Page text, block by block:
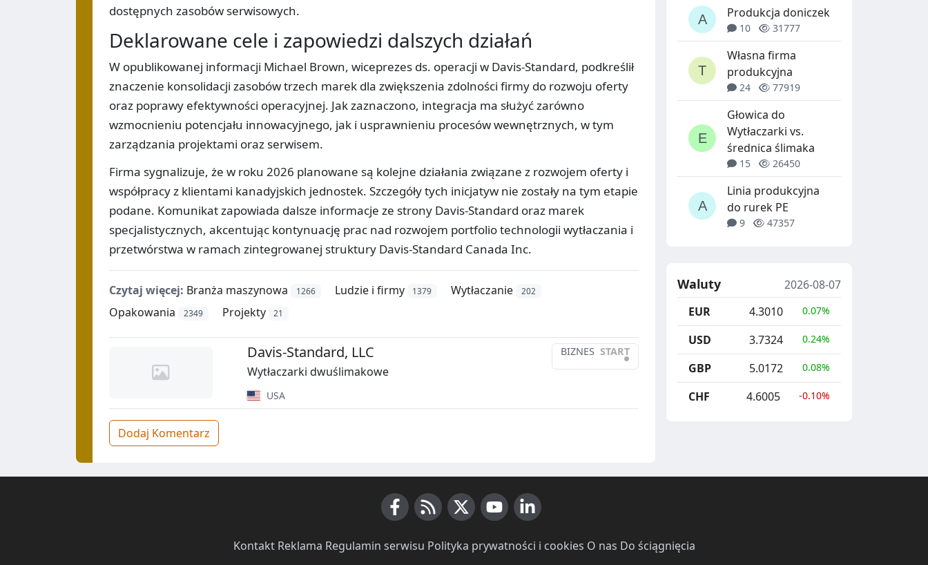
dostępnych zasobów serwisowych.
Deklarowane cele i zapowiedzi dalszych działań
W opublikowanej informacji Michael Brown, wiceprezes ds. operacji w Davis-Standard, podkreślił
znaczenie konsolidacji zasobów trzech marek dla zwiększenia zdolności firmy do rozwoju oferty
oraz poprawy efektywności operacyjnej. Jak zaznaczono, integracja ma służyć zarówno
wzmocnieniu potencjału innowacyjnego, jak i usprawnieniu procesów wewnętrznych, w tym
zarządzania projektami oraz serwisem.
Firma sygnalizuje, że w roku 2026 planowane są kolejne działania związane z rozwojem oferty i
współpracy z klientami kanadyjskich jednostek. Szczegóły tych inicjatyw nie zostały na tym etapie
podane. Komunikat zapowiada dalsze informacje ze strony Davis-Standard oraz marek
specjalistycznych, akcentując kontynuację prac nad rozwojem portfolio technologii wytłaczania i
przetwórstwa w ramach zintegrowanej struktury Davis-Standard Canada Inc.
Czytaj więcej: Branża maszynowa 1266 Ludzie i firmy 1379 Wytłaczanie 202
Opakowania 2349 Projekty 21
BIZNES START
•
Davis-Standard, LLC
Wytłaczarki dwuślimakowe
USA
Dodaj Komentarz
Produkcja doniczek
10 31777
Własna firma
produkcyjna
24 77919
Głowica do
Wytłaczarki vs.
średnica ślimaka
15 26450
Linia produkcyjna
do rurek PE
9 47357
Waluty
2026-08-07
EUR
4.3010 0.07%
USD 3.7324 0.24%
GBP 5.0172 0.08%
CHF 4.6005 -0.10%
Kontakt· Reklama Regulamin serwisu Polityka prywatności i cookies O nas Do ściągnięcia